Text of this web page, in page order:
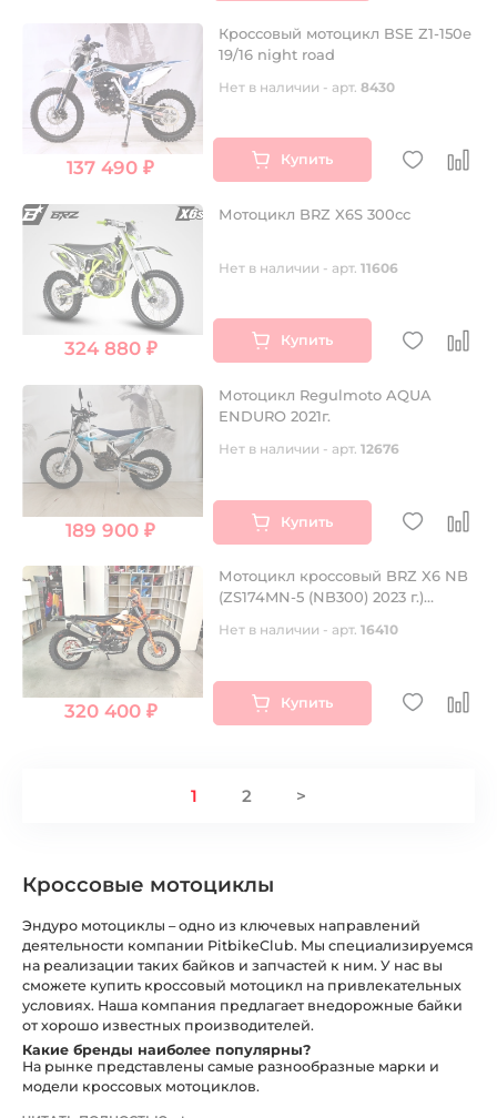
137 490 ₽
Кроссовый мотоцикл BSE Z1-150e
19/16 night road
Нет в наличии - арт.8430
Купить
324 880 ₽
Мотоцикл BRZ X6S 300cc
Нет в наличии - арт.11606
Купить
189 900 ₽
Мотоцикл Regulmoto AQUA
ENDURO 2021г.
Нет в наличии - арт.12676
Купить
320 400 ₽
Мотоцикл кроссовый BRZ X6 NB
(ZS174MN-5 (NB300) 2023 г.)
Нет в наличии - арт.16410
Купить
1 2 >
Кроссовые мотоциклы
Эндуро мотоциклы – одно из ключевых направлений
деятельности компании PitbikeClub. Мы специализируемся
на реализации таких байков и запчастей к ним. У нас вы
сможете купить кроссовый мотоцикл на привлекательных
условиях. Наша компания предлагает внедорожные байки
от хорошо известных производителей.
Какие бренды наиболее популярны?
На рынке представлены самые разнообразные марки и
модели кроссовых мотоциклов.